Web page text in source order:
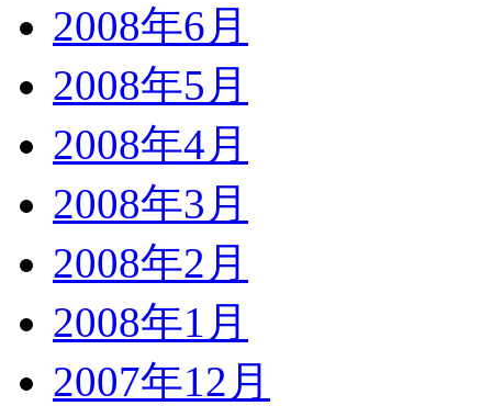
2008年6月
2008年5月
2008年4月
2008年3月
2008年2月
2008年1月
2007年12月